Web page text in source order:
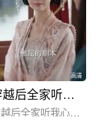
高清
穿越后全家听我心声觉醒了我躺赢
穿越后全家听我心声觉醒了